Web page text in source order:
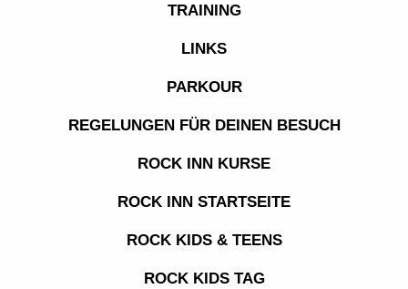
TRAINING
LINKS
PARKOUR
REGELUNGEN FÜR DEINEN BESUCH
ROCK INN KURSE
ROCK INN STARTSEITE
ROCK KIDS & TEENS
ROCK KIDS TAG